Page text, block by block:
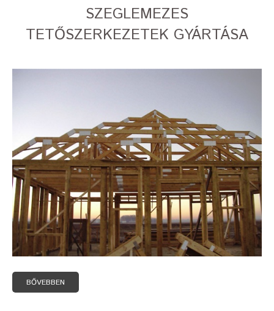
SZEGLEMEZES
TETŐSZERKEZETEK GYÁRTÁSA
BŐVEBBEN